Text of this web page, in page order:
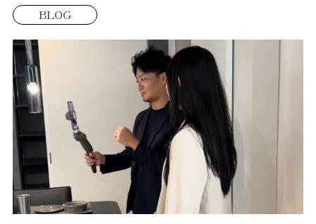
BLOG